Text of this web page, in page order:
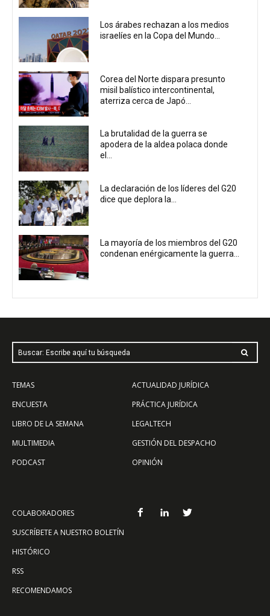
Los árabes rechazan a los medios
israelíes en la Copa del Mundo...
Corea del Norte dispara presunto
misil balístico intercontinental,
aterriza cerca de Japó...
La brutalidad de la guerra se
apodera de la aldea polaca donde
el...
La declaración de los líderes del G20
dice que deplora la...
La mayoría de los miembros del G20
condenan enérgicamente la guerra...
Buscar: Escribe aquí tu búsqueda
TEMAS
ENCUESTA
LIBRO DE LA SEMANA
MULTIMEDIA
PODCAST
ACTUALIDAD JURÍDICA
PRÁCTICA JURÍDICA
LEGALTECH
GESTIÓN DEL DESPACHO
OPINIÓN
COLABORADORES
SUSCRÍBETE A NUESTRO BOLETÍN
HISTÓRICO
RSS
RECOMENDAMOS